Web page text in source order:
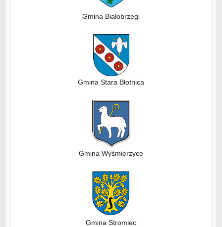
Gmina Białobrzegi
Gmina Stara Błotnica
Gmina Wyśmierzyce
Gmina Stromiec